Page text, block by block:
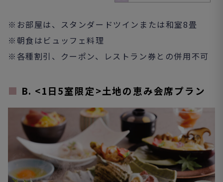
※お部屋は、スタンダードツインまたは和室8畳
※朝食はビュッフェ料理
※各種割引、クーポン、レストラン券との併用不可
■ B. <1日5室限定>土地の恵み会席プラン